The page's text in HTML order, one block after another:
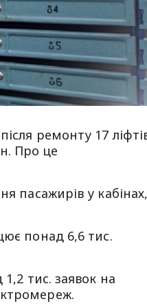
ремонту 17
Про це
пасажирів у
понад 6,6 тис.
тис. заявок на